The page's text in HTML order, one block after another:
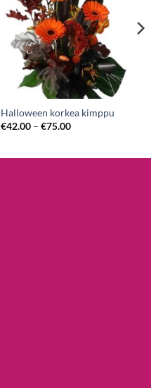
Halloween korkea kimppu
€42.00– €75.00